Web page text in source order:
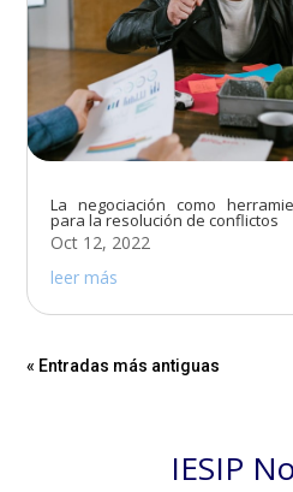
La negociación como
para la resolución de conflictos
Oct 12, 2022
leer más
« Entradas más antiguas
IESIP